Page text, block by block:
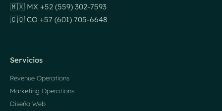
🇲🇽 MX +52 (559) 302-7593
🇨🇴 CO +57 (601) 705-6648
Servicios
Revenue Operations
Marketing Operations
Diseño Web